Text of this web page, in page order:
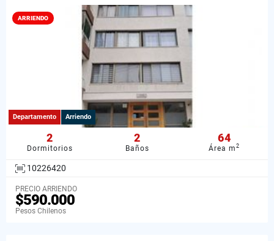
ARRIENDO
Departamento Arriendo
2
Dormitorios
2
Baños
64
Área m2
10226420
PRECIO ARRIENDO
$590.000
Pesos Chilenos